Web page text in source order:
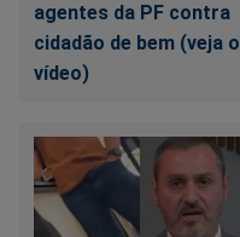
agentes da PF contra
cidadão de bem (veja o
vídeo)